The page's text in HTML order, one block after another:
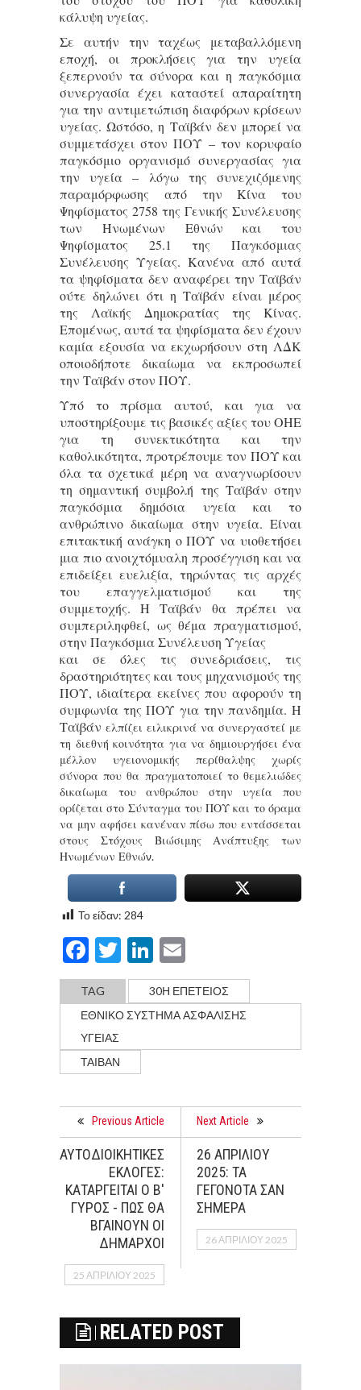
κάλυψη υγείας.
Σε αυτήν την ταχέως μεταβαλλόμενη
εποχή, οι προκλήσεις για την υγεία
ξεπερνούν τα σύνορα και η παγκόσμια
συνεργασία έχει καταστεί απαραίτητη
για την αντιμετώπιση διαφόρων κρίσεων
υγείας. Ωστόσο, η Ταϊβάν δεν μπορεί να
συμμετάσχει στον ΠΟΥ – τον κορυφαίο
παγκόσμιο οργανισμό συνεργασίας για
την υγεία – λόγω της συνεχιζόμενης
παραμόρφωσης από την Κίνα του
Ψηφίσματος 2758 της Γενικής Συνέλευσης
των Ηνωμένων Εθνών και του
Ψηφίσματος 25.1 της Παγκόσμιας
Συνέλευσης Υγείας. Κανένα από αυτά
τα ψηφίσματα δεν αναφέρει την Ταϊβάν
ούτε δηλώνει ότι η Ταϊβάν είναι μέρος
της Λαϊκής Δημοκρατίας της Κίνας.
Επομένως, αυτά τα ψηφίσματα δεν έχουν
καμία εξουσία να εκχωρήσουν στη ΛΔΚ
οποιοδήποτε δικαίωμα να εκπροσωπεί
την Ταϊβάν στον ΠΟΥ.
Υπό το πρίσμα αυτού, και για να
υποστηρίξουμε τις βασικές αξίες του ΟΗΕ
για τη συνεκτικότητα και την
καθολικότητα, προτρέπουμε τον ΠΟΥ και
όλα τα σχετικά μέρη να αναγνωρίσουν
τη σημαντική συμβολή της Ταϊβάν στην
παγκόσμια δημόσια υγεία και το
ανθρώπινο δικαίωμα στην υγεία. Είναι
επιτακτική ανάγκη ο ΠΟΥ να υιοθετήσει
μια πιο ανοιχτόμυαλη προσέγγιση και να
επιδείξει ευελιξία, τηρώντας τις αρχές
του επαγγελματισμού και της
συμμετοχής. Η Ταϊβάν θα πρέπει να
συμπεριληφθεί, ως θέμα πραγματισμού,
στην Παγκόσμια Συνέλευση Υγείας
και σε όλες τις συνεδριάσεις, τις
δραστηριότητες και τους μηχανισμούς της
ΠΟΥ, ιδιαίτερα εκείνες που αφορούν τη
συμφωνία της ΠΟΥ για την πανδημία. Η
Ταϊβάν ελπίζει ειλικρινά να συνεργαστεί με
τη διεθνή κοινότητα για να δημιουργήσει ένα
μέλλον υγειονομικής περίθαλψης χωρίς
σύνορα που θα πραγματοποιεί το θεμελιώδες
δικαίωμα του ανθρώπου στην υγεία που
ορίζεται στο Σύνταγμα του ΠΟΥ και το όραμα
να μην αφήσει κανέναν πίσω που εντάσσεται
στους Στόχους Βιώσιμης Ανάπτυξης των
Ηνωμένων Εθνών.
Το είδαν: 284
Facebook
TwitterLinkedIn
TAG
30Η ΕΠΕΤΕΙΟΣ
ΕΘΝΙΚΟ ΣΥΣΤΗΜΑ ΑΣΦΑΛΙΣΗΣ
ΥΓΕΙΑΣ
ΤΑΙΒΑΝ
Previous Article
ΑΥΤΟΔΙΟΙΚΗΤΙΚΕΣ
ΕΚΛΟΓΕΣ:
ΚΑΤΑΡΓΕΙΤΑΙ Ο Β'
ΓΥΡΟΣ - ΠΩΣ ΘΑ
ΒΓΑΙΝΟΥΝ ΟΙ
ΔΗΜΑΡΧΟΙ
25 ΑΠΡΙΛΊΟΥ 2025
Next Article
26 ΑΠΡΙΛΙΟΥ
2025: ΤΑ
ΓΕΓΟΝΟΤΑ ΣΑΝ
ΣΗΜΕΡΑ
26 ΑΠΡΙΛΊΟΥ 2025
RELATED POST